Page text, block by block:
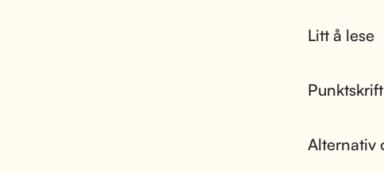
Litt å lese
Alternativ